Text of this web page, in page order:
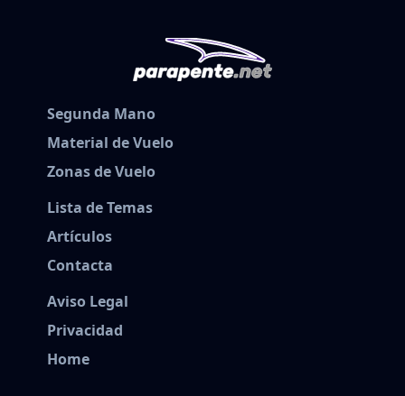
Segunda Mano
Material de Vuelo
Zonas de Vuelo
Lista de Temas
Artículos
Contacta
Aviso Legal
Privacidad
Home